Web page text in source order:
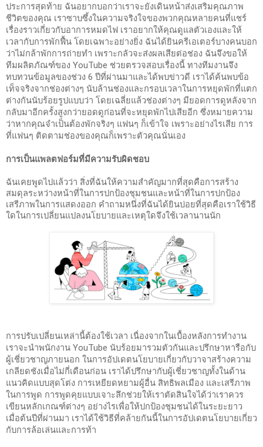
ประการสุดท้าย ฉันอยากบอกว่าเราจะยังเดินหน้าส่งเสริมคุณภาพ
ชีวิตของคุณ เราซาบซึ้งในความจริงใจของพวกคุณหลายคนที่แชร์
เรื่องราวเกี่ยวกับอาการหมดไฟ เราอยากให้คุณดูแลตัวเองและให้
เวลากับการพักฟื้น โดยเฉพาะอย่างยิ่ง ฉันได้ยินครีเอเตอร์บางคนบอก
ว่าไม่กล้าพักการถ่ายทำ เพราะกลัวจะส่งผลเสียต่อช่อง ฉันจึงขอให้
ทีมผลิตภัณฑ์ของ YouTube ช่วยตรวจสอบเรื่องนี้ ทางทีมงานจึง
ทบทวนข้อมูลของช่วง 6 ปีที่ผ่านมาและได้พบข่าวดี เราได้ค้นพบข้อ
เท็จจริงจากช่องต่างๆ นับล้านช่องและกรอบเวลาในการหยุดพักที่แตก
ต่างกันนับร้อยรูปแบบว่า โดยเฉลี่ยแล้วช่องต่างๆ มียอดการดูหลังจาก
กลับมาอีกครั้งสูงกว่ายอดดูก่อนที่จะหยุดพักไปเสียอีก ซึ่งหมายความ
ว่าหากคุณจำเป็นต้องพักจริงๆ แฟนๆ ก็เข้าใจ เพราะอย่างไรเสีย การ
ที่แฟนๆ ติดตามช่องของคุณก็เพราะตัวคุณนั่นเอง
การเป็นแพลตฟอร์มที่มีความรับผิดชอบ
ฉันเคยพูดไปแล้วว่า สิ่งที่ฉันให้ความสำคัญมากที่สุดคือการสร้าง
สมดุลระหว่างหน้าที่ในการปกป้องชุมชนและหน้าที่ในการปกป้อง
เสรีภาพในการแสดงออก คำถามหนึ่งที่ฉันได้ยินบ่อยที่สุดคือเราใช้วิธี
ใดในการเปลี่ยนแปลงนโยบายและเหตุใดจึงใช้เวลานานนัก
การปรับเปลี่ยนเหล่านี้ต้องใช้เวลา เนื่องจากในเบื้องหลังการทำงาน
เราจะนำพนักงาน YouTube นับร้อยมารวมตัวกันและปรึกษาหารือกับ
ผู้เชี่ยวชาญภายนอก ในการอัปเดตนโยบายเกี่ยวกับวาจาสร้างความ
เกลียดชังเมื่อไม่กี่เดือนก่อน เราได้ปรึกษากับผู้เชี่ยวชาญทั้งในด้าน
แนวคิดแบบสุดโต่ง การเหยียดหยามผู้อื่น สิทธิพลเมือง และเสรีภาพ
ในการพูด การพูดคุยแบบเจาะลึกช่วยให้เราตัดสินใจได้ว่าเราควร
เขียนหลักเกณฑ์ต่างๆ อย่างไรเพื่อให้ปกป้องชุมชนได้ในระยะยาว
เมื่อต้นปีที่ผ่านมา เราได้ใช้วิธีที่คล้ายกันนี้ในการอัปเดตนโยบายเกี่ยว
กับการล้อเล่นและการท้า